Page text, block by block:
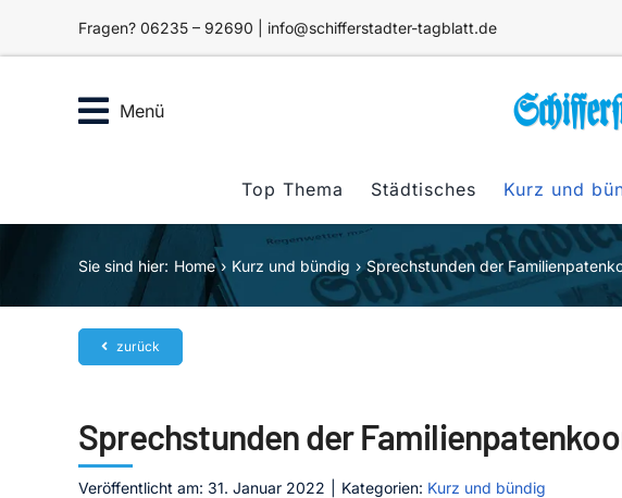
Fragen? 06235 – 92690 | info@schifferstadter-tagblatt.de
Menü
Top Thema Städtisches Kurz und
Sie sind hier: Home Kurz und bündig Sprechstunden der
zurück
Sprechstunden der
Veröffentlicht am: 31. Januar 2022 Kategorien: Kurz und bündig